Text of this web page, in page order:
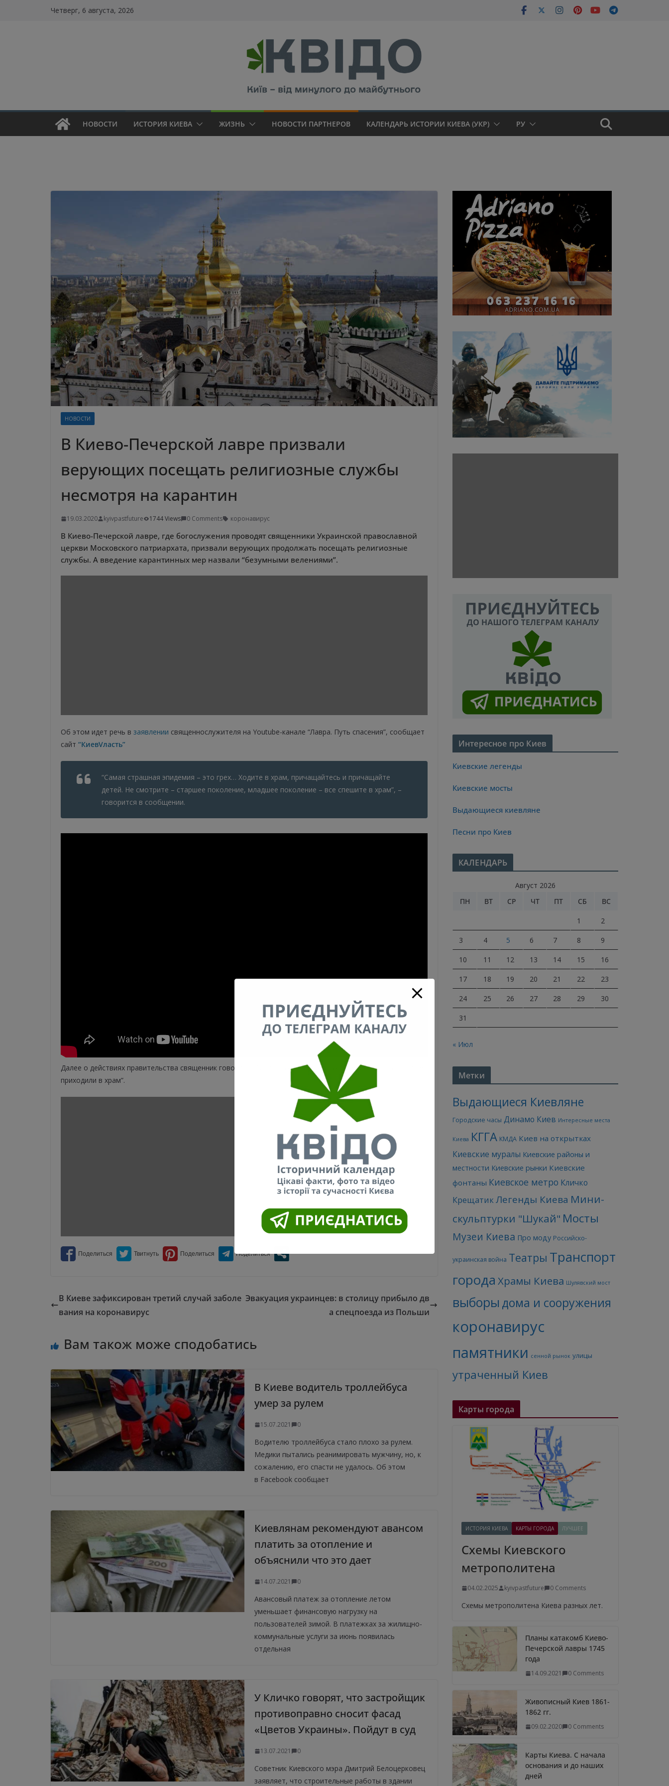
Четверг, 6 августа, 2026
НОВОСТИ ИСТОРИЯ КИЕВА ЖИЗНЬ НОВОСТИ ПАРТНЕРОВ КАЛЕНДАРЬ ИСТОРИИ КИЕВА (УКР) РУ
НОВОСТИ
В Киево-Печерской лавре призвали
верующих посещать религиозные службы
несмотря на карантин
19.03.2020 kyivpastfuture 1744 Views 0 Comments коронавирус
В Киево-Печерской лавре, где богослужения проводят священники Украинской православной
церкви Московского патриархата, призвали верующих продолжать посещать религиозные
службы. А введение карантинных мер назвали “безумными велениями”.
Об этом идет речь в заявлении священнослужителя на Youtube-канале “Лавра. Путь спасения”, сообщает
сайт “КиевVласть”
“Самая страшная эпидемия – это грех… Ходите в храм, причащайтесь и причащайте
детей. Не смотрите – старшее поколение, младшее поколение – все спешите в храм”, –
говорится в сообщении.
Далее о действиях правительства священник говорит: “Издавая указы безумных велений, чтобы люди не
приходили в храм”.
В Киеве зафиксирован третий случай заболе
вания на коронавирус
Эвакуация украинцев: в столицу прибыло дв
а спецпоезда из Польши
Вам також може сподобатись
В Киеве водитель троллейбуса
умер за рулем
15.07.2021 0
Водителю троллейбуса стало плохо за рулем.
Медики пытались реанимировать мужчину, но, к
сожалению, его спасти не удалось. Об этом
в Facebook сообщает
Киевлянам рекомендуют авансом
платить за отопление и
объяснили что это дает
14.07.2021 0
Авансовый платеж за отопление летом
уменьшает финансовую нагрузку на
пользователей зимой. В платежках за жилищно-
коммунальные услуги за июнь появилась
отдельная
У Кличко говорят, что застройщик
противоправно сносит фасад
«Цветов Украины». Пойдут в суд
13.07.2021 0
Советник Киевского мэра Дмитрий Белоцерковец
заявляет, что строительные работы в здании
Интересное про Киев
Киевские легенды
Киевские мосты
Выдающиеся киевляне
Песни про Киев
КАЛЕНДАРЬ
Август 2026
ПН
ВТ СР ЧТ ПТ СБ ВС
1 2
3 4 5 6 7 8 9
10 11 12 13 14 15 16
17 18 19 20 21 22 23
24 25 26 27 28 29 30
31
« Июл
Метки
Выдающиеся Киевляне
Городские часы Динамо Киев Интересные места
Киева КГГА КМДА Киев на открытках
Киевские муралы Киевские районы и
местности Киевские рынки Киевские
фонтаны Киевское метро Кличко
КрещатикЛегенды Киева Мини-
скульптурки "Шукай" Мосты
Музеи Киева Про моду Российско-
украинская война Театры Транспорт
города Храмы Киева Шулявский мост
выборы дома и сооружения
коронавирус
памятники сенной рынок улицы
утраченный Киев
Карты города
ИСТОРИЯ КИЕВА КАРТЫ ГОРОДА ЛУЧШЕЕ
Схемы Киевского
метрополитена
04.02.2025 kyivpastfuture 0 Comments
Схемы метрополитена Киева разных лет.
Планы катакомб Киево-
Печерской лавры 1745
года
14.09.2021 0 Comments
Живописный Киев 1861-
1862 гг.
09.02.2020 0 Comments
Карты Киева. С начала
основания и до наших
дней